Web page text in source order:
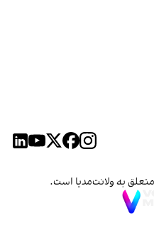
به ولانت‌مدیا است.